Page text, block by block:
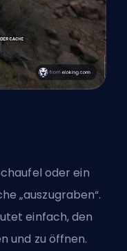
oder ein
„auszugraben“.
einfach, den
und zu öffnen.